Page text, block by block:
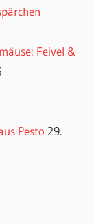
Feivel &
Pesto 29.